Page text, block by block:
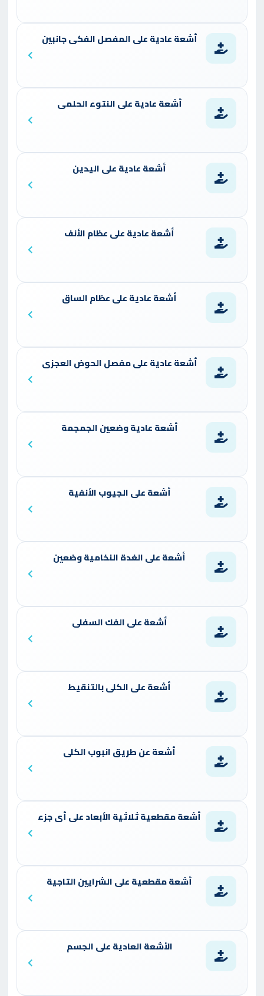
أشعة عادية على المفصل الفكى جانبين
أشعة عادية على النتوء الحلمى
أشعة عادية على اليدين
أشعة عادية على عظام الأنف
أشعة عادية على عظام الساق
أشعة عادية على مفصل الحوض العجزى
أشعة عادية وضعين الجمجمة
أشعة على الجيوب الأنفية
أشعة على الغدة النخامية وضعين
أشعة على الفك السفلى
أشعة على الكلى بالتنقيط
أشعة عن طريق انبوب الكلى
أشعة مقطعية ثلاثية الأبعاد على أى جزء
أشعة مقطعية على الشرايين التاجية
الأشعة العادية على الجسم